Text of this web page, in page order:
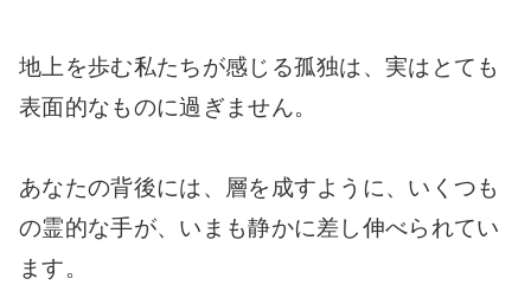
地上を歩む私たちが感じる孤独は、実はとても
表面的なものに過ぎません。
あなたの背後には、層を成すように、いくつも
の霊的な手が、いまも静かに差し伸べられてい
ます。